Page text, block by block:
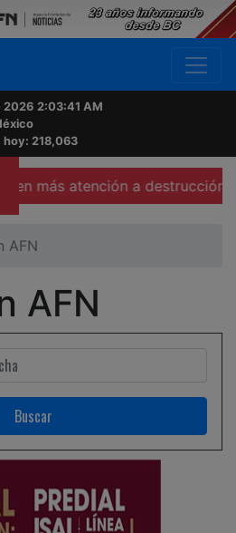
2026 2:03:42 AM
hoy: 218,063
más atención a destrucción de
AFN
AFN